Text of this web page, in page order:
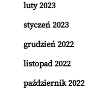
luty 2023
styczeń 2023
grudzień 2022
listopad 2022
październik 2022